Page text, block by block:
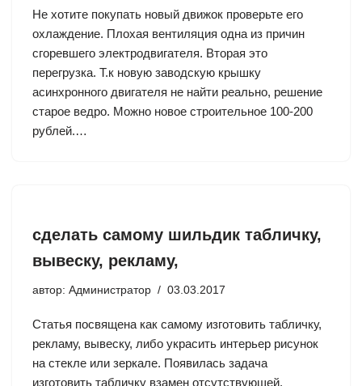
Не хотите покупать новый движок проверьте его
охлаждение. Плохая вентиляция одна из причин
сгоревшего электродвигателя. Вторая это
перегрузка. Т.к новую заводскую крышку
асинхронного двигателя не найти реально, решение
старое ведро. Можно новое строительное 100-200
рублей.…
сделать самому шильдик табличку,
вывеску, рекламу,
автор: Администратор 03.03.2017
Статья посвящена как самому изготовить табличку,
рекламу, вывеску, либо украсить интерьер рисунок
на стекле или зеркале. Появилась задача
изготовить табличку взамен отсутствующей.